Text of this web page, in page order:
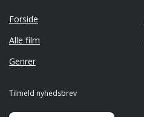
Forside
Alle film
Genrer
Tilmeld nyhedsbrev